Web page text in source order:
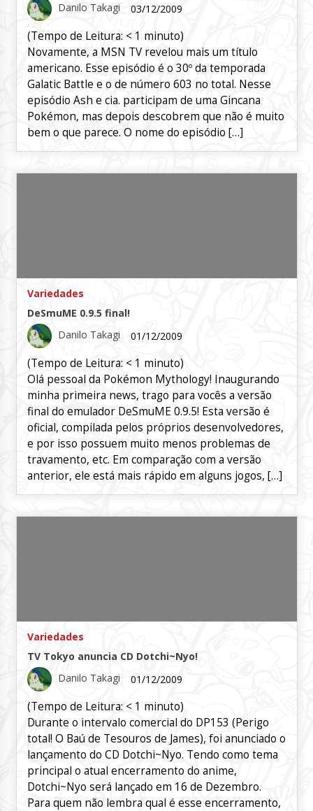
Danilo Takagi
03/12/2009
(Tempo de Leitura: < 1 minuto)
Novamente, a MSN TV revelou mais um título
americano. Esse episódio é o 30º da temporada
Galatic Battle e o de número 603 no total. Nesse
episódio Ash e cia. participam de uma Gincana
Pokémon, mas depois descobrem que não é muito
bem o que parece. O nome do episódio […]
Variedades
DeSmuME 0.9.5 final!
Danilo Takagi
01/12/2009
(Tempo de Leitura: < 1 minuto)
Olá pessoal da Pokémon Mythology! Inaugurando
minha primeira news, trago para vocês a versão
final do emulador DeSmuME 0.9.5! Esta versão é
oficial, compilada pelos próprios desenvolvedores,
e por isso possuem muito menos problemas de
travamento, etc. Em comparação com a versão
anterior, ele está mais rápido em alguns jogos, […]
Variedades
TV Tokyo anuncia CD Dotchi~Nyo!
Danilo Takagi
01/12/2009
(Tempo de Leitura: < 1 minuto)
Durante o intervalo comercial do DP153 (Perigo
total! O Baú de Tesouros de James), foi anunciado o
lançamento do CD Dotchi~Nyo. Tendo como tema
principal o atual encerramento do anime,
Dotchi~Nyo será lançado em 16 de Dezembro.
Para quem não lembra qual é esse encerramento,